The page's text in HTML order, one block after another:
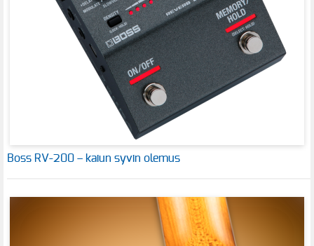
Boss RV-200 – kaiun syvin olemus